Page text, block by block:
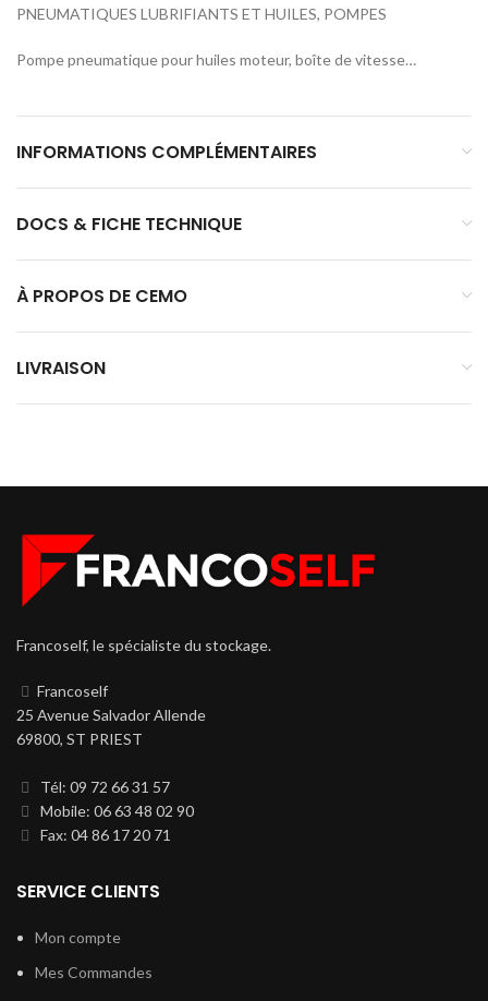
PNEUMATIQUES LUBRIFIANTS ET HUILES, POMPES
Pompe pneumatique pour huiles moteur, boîte de vitesse…
INFORMATIONS COMPLÉMENTAIRES
DOCS & FICHE TECHNIQUE
À PROPOS DE CEMO
LIVRAISON
Francoself, le spécialiste du stockage.
Francoself
25 Avenue Salvador Allende
69800, ST PRIEST
Tél: 09 72 66 31 57
Mobile: 06 63 48 02 90
Fax: 04 86 17 20 71
SERVICE CLIENTS
Mon compte
Mes Commandes